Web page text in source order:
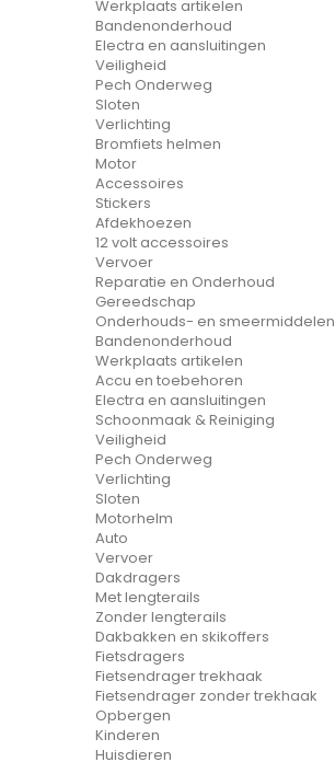
Werkplaats artikelen
Bandenonderhoud
Electra en aansluitingen
Veiligheid
Pech Onderweg
Sloten
Verlichting
Bromfiets helmen
Motor
Accessoires
Stickers
Afdekhoezen
12 volt accessoires
Vervoer
Reparatie en Onderhoud
Gereedschap
Onderhouds- en smeermiddelen
Bandenonderhoud
Werkplaats artikelen
Accu en toebehoren
Electra en aansluitingen
Schoonmaak & Reiniging
Veiligheid
Pech Onderweg
Verlichting
Sloten
Motorhelm
Auto
Vervoer
Dakdragers
Met lengterails
Zonder lengterails
Dakbakken en skikoffers
Fietsdragers
Fietsendrager trekhaak
Fietsendrager zonder trekhaak
Opbergen
Kinderen
Huisdieren